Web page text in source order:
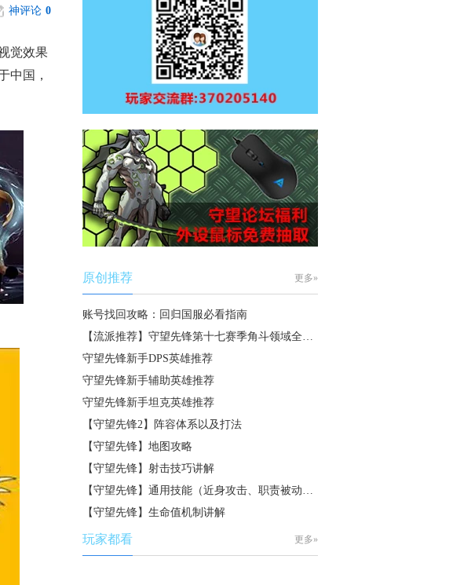
神评论 0
觉效果
中国，
原创推荐 更多»
账号找回攻略：回归国服必看指南
【流派推荐】守望先锋第十七赛季角斗领域全…
守望先锋新手DPS英雄推荐
守望先锋新手辅助英雄推荐
守望先锋新手坦克英雄推荐
【守望先锋2】阵容体系以及打法
【守望先锋】地图攻略
【守望先锋】射击技巧讲解
【守望先锋】通用技能（近身攻击、职责被动…
【守望先锋】生命值机制讲解
玩家都看 更多»